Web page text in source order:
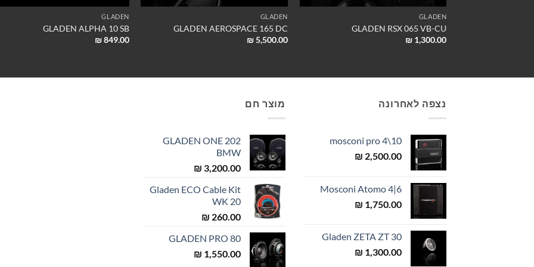
GLADEN
GLADEN RSX 065 VB-CU
₪ 1,300.00
GLADEN
GLADEN AEROSPACE 165 DC
₪5,500.00
GLADEN
GLADEN ALPHA 10 SB
₪849.00
נצפה לאחרונה
mosconi pro 4\10
₪ 2,500.00
Mosconi Atomo 4|6
₪ 1,750.00
Gladen ZETA ZT 30
₪ 1,300.00
מוצר חם
GLADEN ONE 202
BMW
₪ 3,200.00
Gladen ECO Cable Kit
WK 20
₪ 260.00
GLADEN PRO 80
₪ 1,550.00